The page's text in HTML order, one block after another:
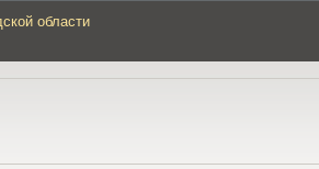
области